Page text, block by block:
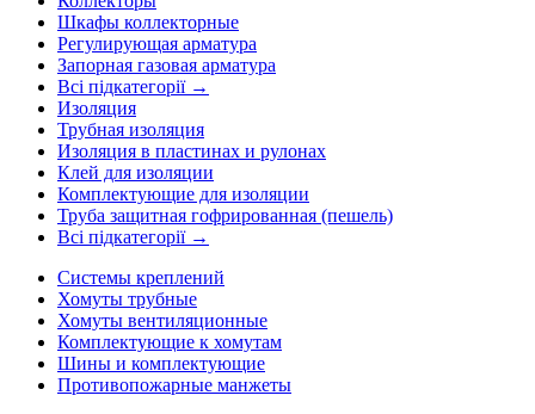
Шкафы коллекторные
Регулирующая арматура
Запорная газовая арматура
Всі підкатегорії →
Изоляция
Трубная изоляция
Изоляция в пластинах и рулонах
Клей для изоляции
Комплектующие для изоляции
Труба защитная гофрированная (пешель)
Всі підкатегорії →
Системы креплений
Хомуты трубные
Хомуты вентиляционные
Комплектующие к хомутам
Шины и комплектующие
Противопожарные манжеты